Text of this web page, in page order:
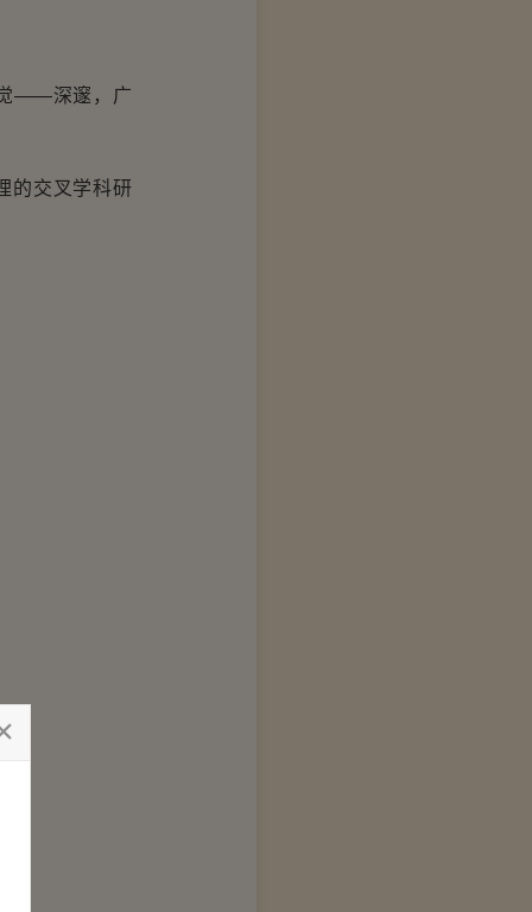
觉——深邃，广
的交叉学科研